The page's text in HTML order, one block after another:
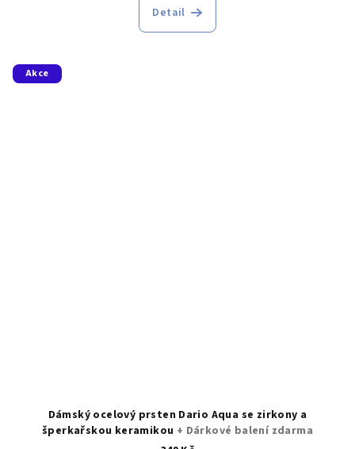
Detail
Akce
Dámský ocelový prsten Dario Aqua se zirkony a
šperkařskou keramikou + Dárkové balení zdarma